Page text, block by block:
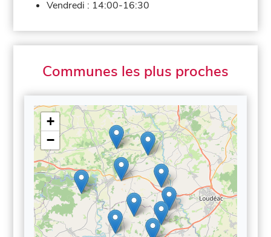
Vendredi : 14:00-16:30
Communes les plus proches
+
−